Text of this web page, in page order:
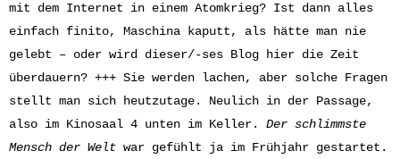
mit dem Internet in einem Atomkrieg? Ist dann alles
einfach finito, Maschina kaputt, als hätte man nie
gelebt – oder wird dieser/-ses Blog hier die Zeit
überdauern? +++ Sie werden lachen, aber solche Fragen
stellt man sich heutzutage. Neulich in der Passage,
also im Kinosaal 4 unten im Keller. Der schlimmste
Mensch der Welt war gefühlt ja im Frühjahr gestartet.